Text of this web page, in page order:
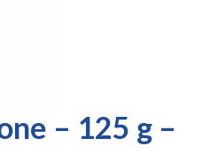
– 125 g –